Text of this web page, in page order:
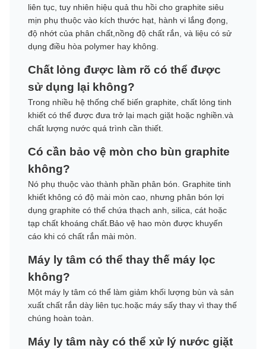
liên tục, tuy nhiên hiệu quả thu hồi cho graphite siêu
mịn phụ thuộc vào kích thước hạt, hành vi lắng đọng,
độ nhớt của phân chất,nồng độ chất rắn, và liệu có sử
dụng điều hòa polymer hay không.
Chất lỏng được làm rõ có thể được
sử dụng lại không?
Trong nhiều hệ thống chế biến graphite, chất lỏng tinh
khiết có thể được đưa trở lại mạch giặt hoặc nghiền.và
chất lượng nước quá trình cần thiết.
Có cần bảo vệ mòn cho bùn graphite
không?
Nó phụ thuộc vào thành phần phân bón. Graphite tinh
khiết không có độ mài mòn cao, nhưng phân bón lợi
dụng graphite có thể chứa thạch anh, silica, cát hoặc
tạp chất khoáng chất.Bảo vệ hao mòn được khuyến
cáo khi có chất rắn mài mòn.
Máy ly tâm có thể thay thế máy lọc
không?
Một máy ly tâm có thể làm giảm khối lượng bùn và sản
xuất chất rắn dày liên tục.hoặc máy sấy thay vì thay thế
chúng hoàn toàn.
Máy ly tâm này có thể xử lý nước giặt